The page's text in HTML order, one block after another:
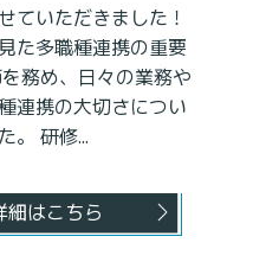
ていただきました！
た多職種連携の重要
務め、日々の業務や
連携の大切さについ
。 研修...
細はこちら